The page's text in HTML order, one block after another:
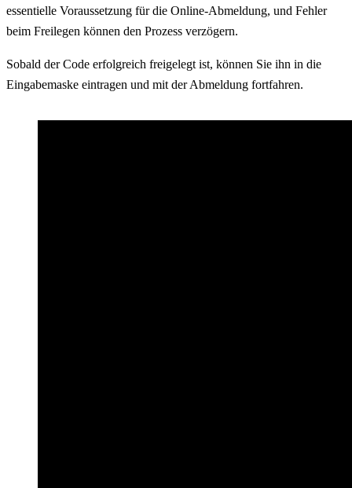
essentielle Voraussetzung für die Online-Abmeldung, und Fehler
beim Freilegen können den Prozess verzögern.
Sobald der Code erfolgreich freigelegt ist, können Sie ihn in die
Eingabemaske eintragen und mit der Abmeldung fortfahren.